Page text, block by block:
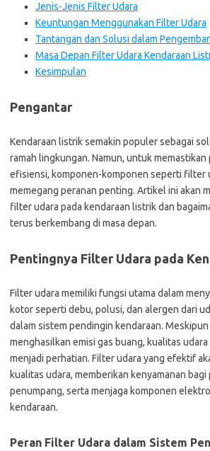
Jenis-Jenis Filter Udara
Keuntungan Menggunakan Filter Udara
Tantangan dan Solusi dalam
Masa Depan Filter Udara Kendaraan
Kesimpulan
Pengantar
Kendaraan listrik semakin populer sebagai
ramah lingkungan. Namun, untuk memastikan
efisiensi, komponen-komponen seperti filter
memegang peranan penting. Artikel ini akan
filter udara pada kendaraan listrik dan
terus berkembang di masa depan.
Pentingnya Filter Udara pada
Filter udara memiliki fungsi utama dalam
kotor seperti debu, polusi, dan alergen dari
dalam sistem pendingin kendaraan.
menghasilkan emisi gas buang, kualitas
menjadi perhatian. Filter udara yang efektif
kualitas udara, memberikan kenyamanan
penumpang, serta menjaga komponen
kendaraan.
Peran Filter Udara dalam Sistem